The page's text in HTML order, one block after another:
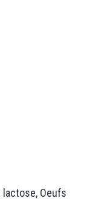
lactose, Oeufs